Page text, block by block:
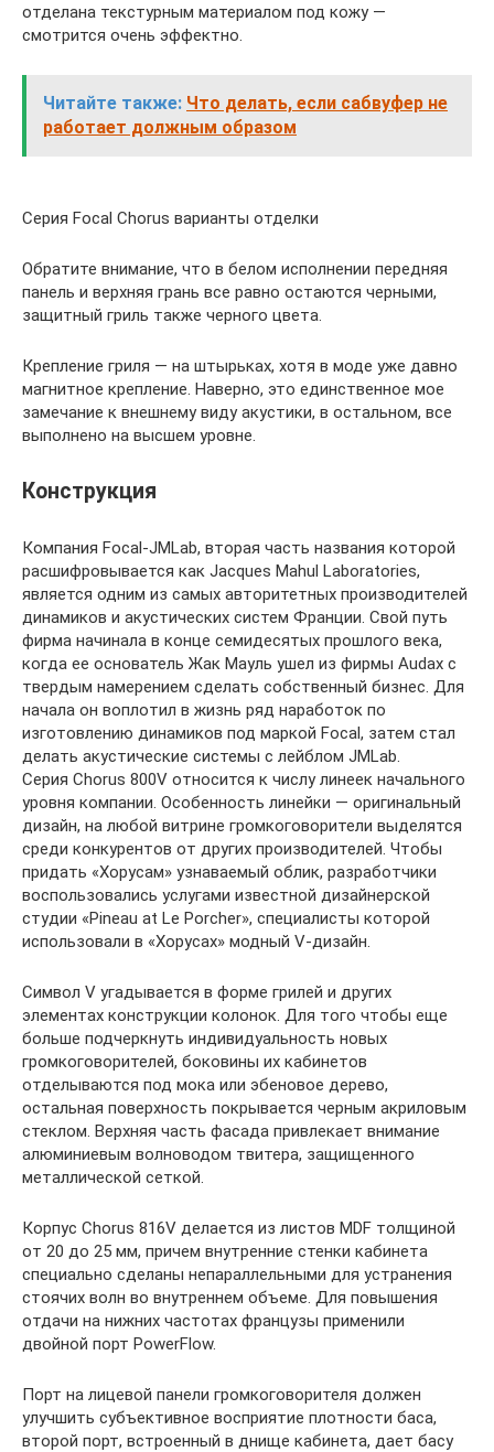
отделана текстурным материалом под кожу —
смотрится очень эффектно.
Читайте также: Что делать, если сабвуфер не
работает должным образом
Серия Focal Chorus варианты отделки
Обратите внимание, что в белом исполнении передняя
панель и верхняя грань все равно остаются черными,
защитный гриль также черного цвета.
Крепление гриля — на штырьках, хотя в моде уже давно
магнитное крепление. Наверно, это единственное мое
замечание к внешнему виду акустики, в остальном, все
выполнено на высшем уровне.
Конструкция
Компания Focal-JMLab, вторая часть названия которой
расшифровывается как Jacques Mahul Laboratories,
является одним из самых авторитетных производителей
динамиков и акустических систем Франции. Свой путь
фирма начинала в конце семидесятых прошлого века,
когда ее основатель Жак Мауль ушел из фирмы Audax с
твердым намерением сделать собственный бизнес. Для
начала он воплотил в жизнь ряд наработок по
изготовлению динамиков под маркой Focal, затем стал
делать акустические системы с лейблом JMLab.
Серия Chorus 800V относится к числу линеек начального
уровня компании. Особенность линейки — оригинальный
дизайн, на любой витрине громкоговорители выделятся
среди конкурентов от других производителей. Чтобы
придать «Хорусам» узнаваемый облик, разработчики
воспользовались услугами известной дизайнерской
студии «Pineau at Le Porcher», специалисты которой
использовали в «Хорусах» модный V-дизайн.
Символ V угадывается в форме грилей и других
элементах конструкции колонок. Для того чтобы еще
больше подчеркнуть индивидуальность новых
громкоговорителей, боковины их кабинетов
отделываются под мока или эбеновое дерево,
остальная поверхность покрывается черным акриловым
стеклом. Верхняя часть фасада привлекает внимание
алюминиевым волноводом твитера, защищенного
металлической сеткой.
Корпус Chorus 816V делается из листов MDF толщиной
от 20 до 25 мм, причем внутренние стенки кабинета
специально сделаны непараллельными для устранения
стоячих волн во внутреннем объеме. Для повышения
отдачи на нижних частотах французы применили
двойной порт PowerFlow.
Порт на лицевой панели громкоговорителя должен
улучшить субъективное восприятие плотности баса,
второй порт, встроенный в днище кабинета, дает басу